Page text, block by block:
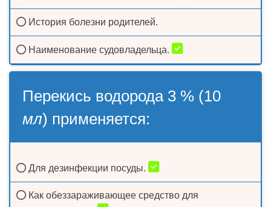
История болезни родителей.
Наименование судовладельца.
Перекись водорода 3 % (10
мл) применяется:
Для дезинфекции посуды.
Как обеззараживающее средство для